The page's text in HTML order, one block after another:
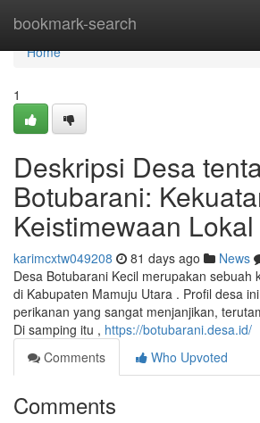
bookmark-search
Home
Home
1
Deskripsi Desa
Botubarani:
Keistimewaan Lokal
karimcxtw049208 81 days ago News
Desa Botubarani Kecil merupakan sebuah
di Kabupaten Mamuju Utara . Profil desa
perikanan yang sangat menjanjikan,
Di samping itu , https://botubarani.desa.id/
Comments
Who Upvoted
Comments